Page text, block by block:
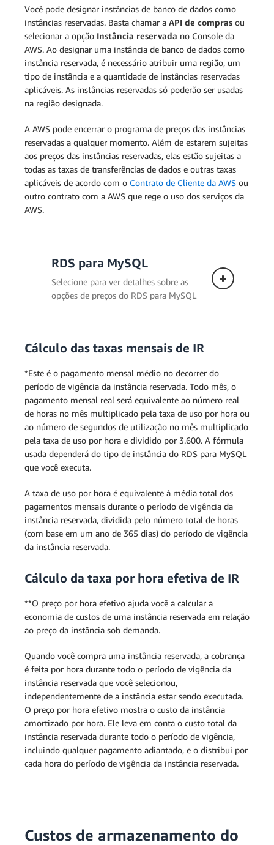
Você pode designar instâncias de banco de dados como
instâncias reservadas. Basta chamar a API de compras ou
selecionar a opção Instância reservada no Console da
AWS. Ao designar uma instância de banco de dados como
instância reservada, é necessário atribuir uma região, um
tipo de instância e a quantidade de instâncias reservadas
aplicáveis. As instâncias reservadas só poderão ser usadas
na região designada.
A AWS pode encerrar o programa de preços das instâncias
reservadas a qualquer momento. Além de estarem sujeitas
aos preços das instâncias reservadas, elas estão sujeitas a
todas as taxas de transferências de dados e outras taxas
aplicáveis de acordo com o Contrato de Cliente da AWS ou
outro contrato com a AWS que rege o uso dos serviços da
AWS.
RDS para MySQL
Selecione para ver detalhes sobre as
opções de preços do RDS para MySQL
Implantação single-AZ
Cálculo das taxas mensais de IR
*Este é o pagamento mensal médio no decorrer do
período de vigência da instância reservada. Todo mês, o
pagamento mensal real será equivalente ao número real
de horas no mês multiplicado pela taxa de uso por hora ou
ao número de segundos de utilização no mês multiplicado
pela taxa de uso por hora e dividido por 3.600. A fórmula
usada dependerá do tipo de instância do RDS para MySQL
que você executa.
A taxa de uso por hora é equivalente à média total dos
pagamentos mensais durante o período de vigência da
instância reservada, dividida pelo número total de horas
(com base em um ano de 365 dias) do período de vigência
da instância reservada.
Cálculo da taxa por hora efetiva de IR
**O preço por hora efetivo ajuda você a calcular a
economia de custos de uma instância reservada em relação
ao preço da instância sob demanda.
Quando você compra uma instância reservada, a cobrança
é feita por hora durante todo o período de vigência da
instância reservada que você selecionou,
independentemente de a instância estar sendo executada.
O preço por hora efetivo mostra o custo da instância
amortizado por hora. Ele leva em conta o custo total da
instância reservada durante todo o período de vigência,
incluindo qualquer pagamento adiantado, e o distribui por
cada hora do período de vigência da instância reservada.
Custos de armazenamento do